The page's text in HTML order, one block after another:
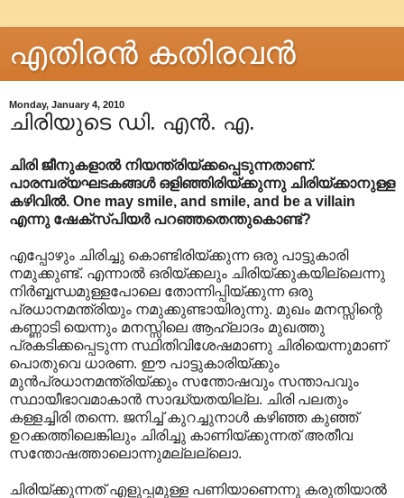
എതിരന്‍ കതിരവന്‍
Monday, January 4, 2010
ചിരിയുടെ ഡി. എൻ. എ.
ചിരി ജീനുകളാൽ നിയന്ത്രിയ്ക്കപ്പെടുന്നതാണ്.
പാരമ്പര്യഘടകങ്ങൾ ഒളിഞ്ഞിരിയ്ക്കുന്നു ചിരിയ്ക്കാനുള്ള
കഴിവിൽ. One may smile, and smile, and be a villain
എന്നു ഷേക്സ്പിയർ പറഞ്ഞതെന്തുകൊണ്ട്?
എപ്പോഴും ചിരിച്ചു കൊണ്ടിരിയ്ക്കുന്ന ഒരു പാട്ടുകാരി
നമുക്കുണ്ട്. എന്നാൽ ഒരിയ്ക്കലും ചിരിയ്ക്കുകയില്ലെന്നു
നിർബ്ബന്ധമുള്ളപോലെ തോന്നിപ്പിയ്ക്കുന്ന ഒരു
പ്രധാനമന്ത്രിയും നമുക്കുണ്ടായിരുന്നു. മുഖം മനസ്സിന്റെ
കണ്ണാടി യെന്നും മനസ്സിലെ ആഹ്ലാദം മുഖത്തു
പ്രകടിക്കപ്പെടുന്ന സ്ഥിതിവിശേഷമാണു ചിരിയെന്നുമാണ്
പൊതുവെ ധാരണ. ഈ പാട്ടുകാരിയ്ക്കും
മുൻപ്രധാനമന്ത്രിയ്ക്കും സന്തോഷവും സന്താപവും
സ്ഥായീഭാവമാകാൻ സാദ്ധ്യതയില്ല. ചിരി പലതും
കള്ളച്ചിരി തന്നെ. ജനിച്ച് കുറച്ചുനാൾ കഴിഞ്ഞ കുഞ്ഞ്
ഉറക്കത്തിലെങ്കിലും ചിരിച്ചു കാണിയ്ക്കുന്നത് അതീവ
സന്തോഷത്താലൊന്നുമല്ലല്ലൊ.
ചിരിയ്ക്കുന്നത് എളുപ്പമുള്ള പണിയാണെന്നു കരുതിയാൽ